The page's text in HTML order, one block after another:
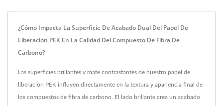
¿Cómo Impacta La Superficie De Acabado Dual Del Papel De
Liberación PEK En La Calidad Del Compuesto De Fibra De
Carbono?
Las superficies brillantes y mate contrastantes de nuestro papel de
liberación PEK influyen directamente en la textura y apariencia final de
los compuestos de fibra de carbono. El lado brillante crea un acabado